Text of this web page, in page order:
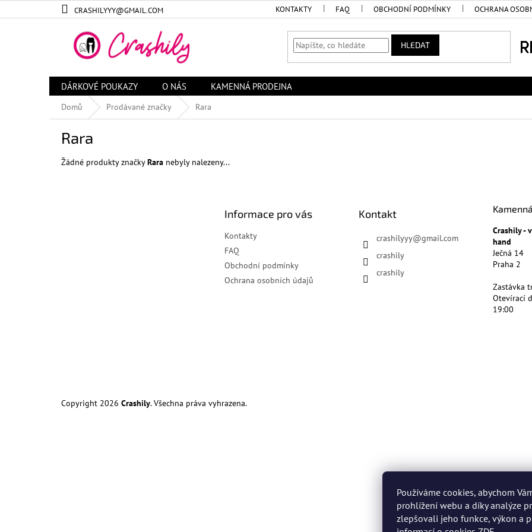
Používáme cookies, abychom
prohlížení webu a díky analýze
zlepšovali jeho funkce, výkon a
na
CRASHILYYY@GMAIL.COM KONTAKTY FAQ OBCHODNÍ PODMÍNKY OCHRANA
HLEDAT
DÁRKOVÉ POUKAZY O NÁS KAMENNÁ PRODEJNA
Domů Prodávané značky Rara
Rara
Žádné produkty značkyRara nebyly nalezeny...
Informace pro vás
Kontakty
FAQ
Obchodní podmínky
Ochrana osobních údajů
Kontakt
crashilyyy@gmail.com
crashily
crashily
Crashily -
hand
Ječná 14
Praha 2
Zastávka
Otevírací
19:00
Copyright 2026 Crashily. Všechna práva vyhrazena.